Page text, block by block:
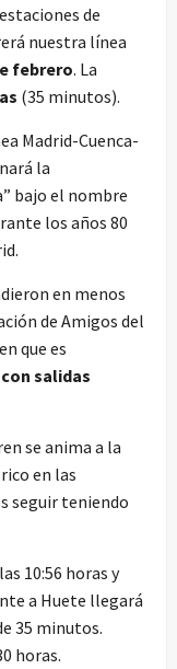
de
nuestra línea
febrero. La
(35 minutos).
Madrid-Cuenca-
la
bajo el nombre
los años 80
en menos
de Amigos del
que es
salidas
se anima a la
en las
seguir teniendo
10:56 horas y
a Huete llegará
35 minutos.
horas.